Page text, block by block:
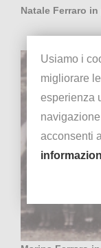
Natale Ferraro
Usiamo i
migliorare
esperienza
acconsenti